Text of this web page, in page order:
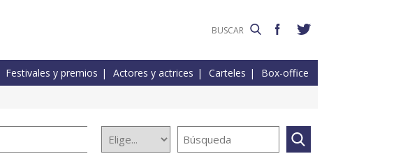
Festivales y premios Actores y actrices Carteles Box-office